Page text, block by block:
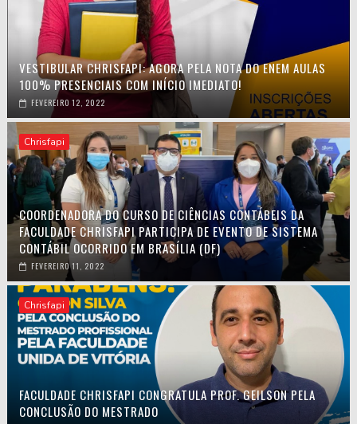
VESTIBULAR CHRISFAPI: AGORA PELA NOTA DO ENEM AULAS
100% PRESENCIAIS COM INÍCIO IMEDIATO!
FEVEREIRO 12, 2022
Chrisfapi
COORDENADORA DO CURSO DE CIÊNCIAS CONTÁBEIS DA
FACULDADE CHRISFAPI PARTICIPA DE EVENTO DE SISTEMA
CONTÁBIL OCORRIDO EM BRASÍLIA (DF)
FEVEREIRO 11, 2022
Chrisfapi
FACULDADE CHRISFAPI CONGRATULA PROF. GEILSON PELA
CONCLUSÃO DO MESTRADO